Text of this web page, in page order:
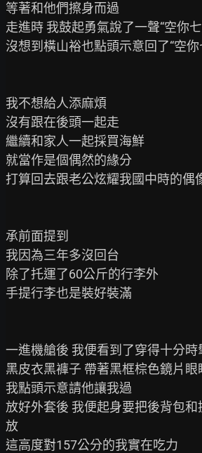
等著和他們擦身而過
走進時 我鼓起勇氣說了一聲“空你
沒想到橫山裕也點頭示意回了“空你
我不想給人添麻煩
沒有跟在後頭一起走
繼續和家人一起採買海鮮
就當作是個偶然的緣分
打算回去跟老公炫耀我國中時的偶
承前面提到
我因為三年多沒回台
除了托運了60公斤的行李外
手提行李也是裝好裝滿
一進機艙後 我便看到了穿得十分時
黑皮衣黑褲子 帶著黑框棕色鏡片
我點頭示意請他讓我過
放好外套後 我便起身要把後背包
放
這高度對157公分的我實在吃力